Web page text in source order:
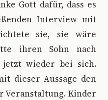
Gott dafür, dass es
Interview mit
sie, sie wäre
ihren Sohn nach
jetzt wieder bei sich.
dieser Aussage den
Veranstaltung. Kinder